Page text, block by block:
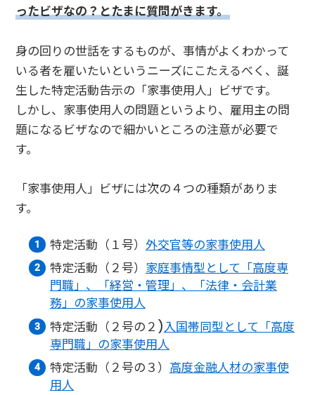
ったビザなの？とたまに質問がきます。
身の回りの世話をするものが、事情がよくわかって
いる者を雇いたいというニーズにこたえるべく、誕
生した特定活動告示の「家事使用人」ビザです。
しかし、家事使用人の問題というより、雇用主の問
題になるビザなので細かいところの注意が必要で
す。
「家事使用人」ビザには次の４つの種類がありま
す。
特定活動（１号） 外交官等の家事使用人
特定活動（２号） 家庭事情型として「高度専
門職」、「経営・管理」、「法律・会計業
務」の家事使用人
特定活動（２号の２)入国帯同型として「高度
専門職」の家事使用人
特定活動（２号の３） 高度金融人材の家事使
用人